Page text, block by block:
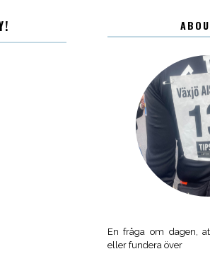
En fråga om dagen,
eller fundera över